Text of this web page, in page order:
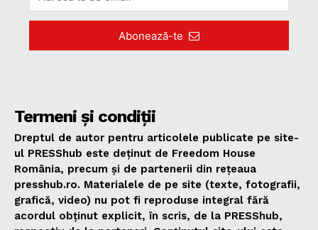
Abonează-te
Termeni și condiții
Dreptul de autor pentru articolele publicate pe site-
ul PRESShub este deținut de Freedom House
România, precum și de partenerii din rețeaua
presshub.ro. Materialele de pe site (texte, fotografii,
grafică, video) nu pot fi reproduse integral fără
acordul obținut explicit, în scris, de la PRESShub,